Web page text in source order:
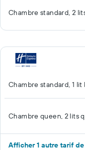
Chambre standard, 2
Chambre standard, 1 lit
Chambre queen, 2 lits
Afficher 1 autre tarif